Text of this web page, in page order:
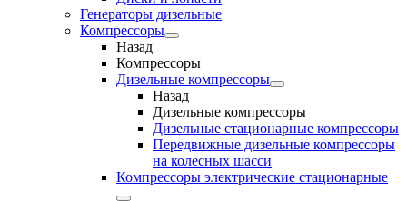
Генераторы дизельные
Компрессоры
Назад
Компрессоры
Дизельные компрессоры
Назад
Дизельные компрессоры
Дизельные стационарные компрессоры
Передвижные дизельные компрессоры
на колесных шасси
Компрессоры электрические стационарные